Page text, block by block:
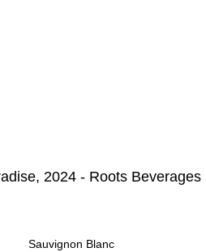
2024 - Roots Beverages
Sauvignon Blanc